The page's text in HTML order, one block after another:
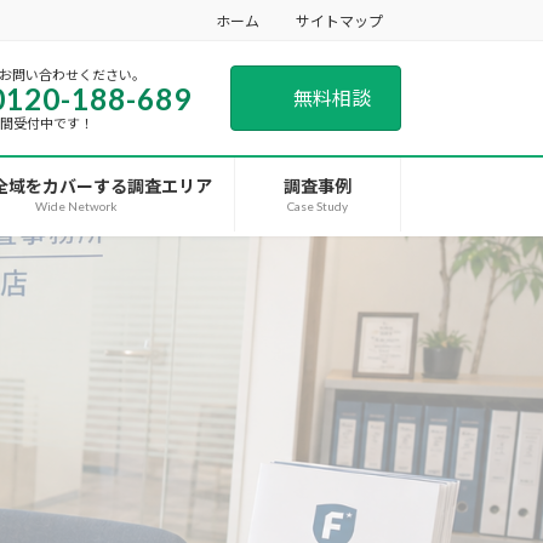
ホーム サイトマップ
問い合わせください。
188-689
受付中です！
無料相談
域をカバーする調査エリア
Wide Network
調査事例
Case Study